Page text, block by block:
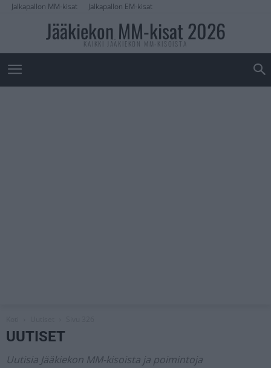
Jalkapallon MM-kisat Jalkapallon EM-kisat
Jääkiekon MM-kisat 2026
KAIKKI JÄÄKIEKON MM-KISOISTA
UUTISET
Uutisia Jääkiekon MM-kisoista ja poimintoja